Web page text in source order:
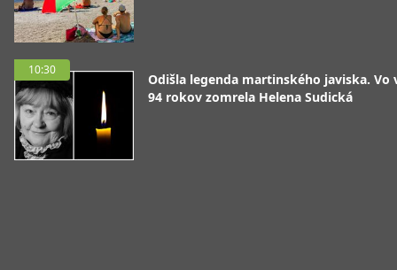
10:30
Odišla legenda martinského javiska. Vo
94 rokov zomrela Helena Sudická